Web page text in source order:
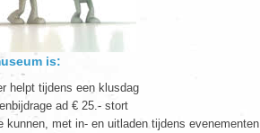
is:
helpt tijdens een klusdag
ad € 25.- stort
kunnen, met in- en uitladen tijdens evenementen